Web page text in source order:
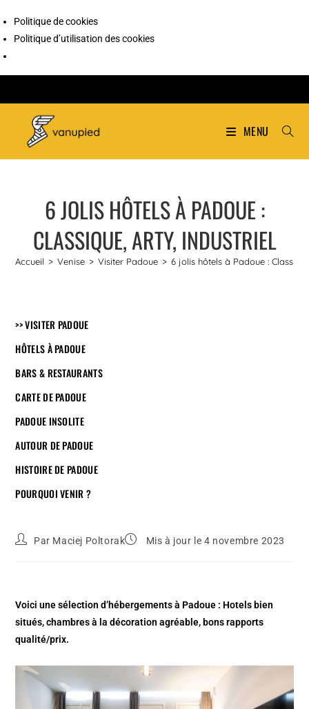
Politique de cookies
Politique d’utilisation des cookies
MENU
6 JOLIS HÔTELS À PADOUE :
CLASSIQUE, ARTY, INDUSTRIEL
Accueil > Venise > Visiter Padoue > 6 jolis hôtels à Padoue :
>> VISITER PADOUE
HÔTELS À PADOUE
BARS & RESTAURANTS
CARTE DE PADOUE
PADOUE INSOLITE
AUTOUR DE PADOUE
HISTOIRE DE PADOUE
POURQUOI VENIR ?
Par Maciej Poltorak Mis à jour le 4 novembre 2023
Voici une sélection d’hébergements à Padoue : Hotels bien
situés, chambres à la décoration agréable, bons rapports
qualité/prix.